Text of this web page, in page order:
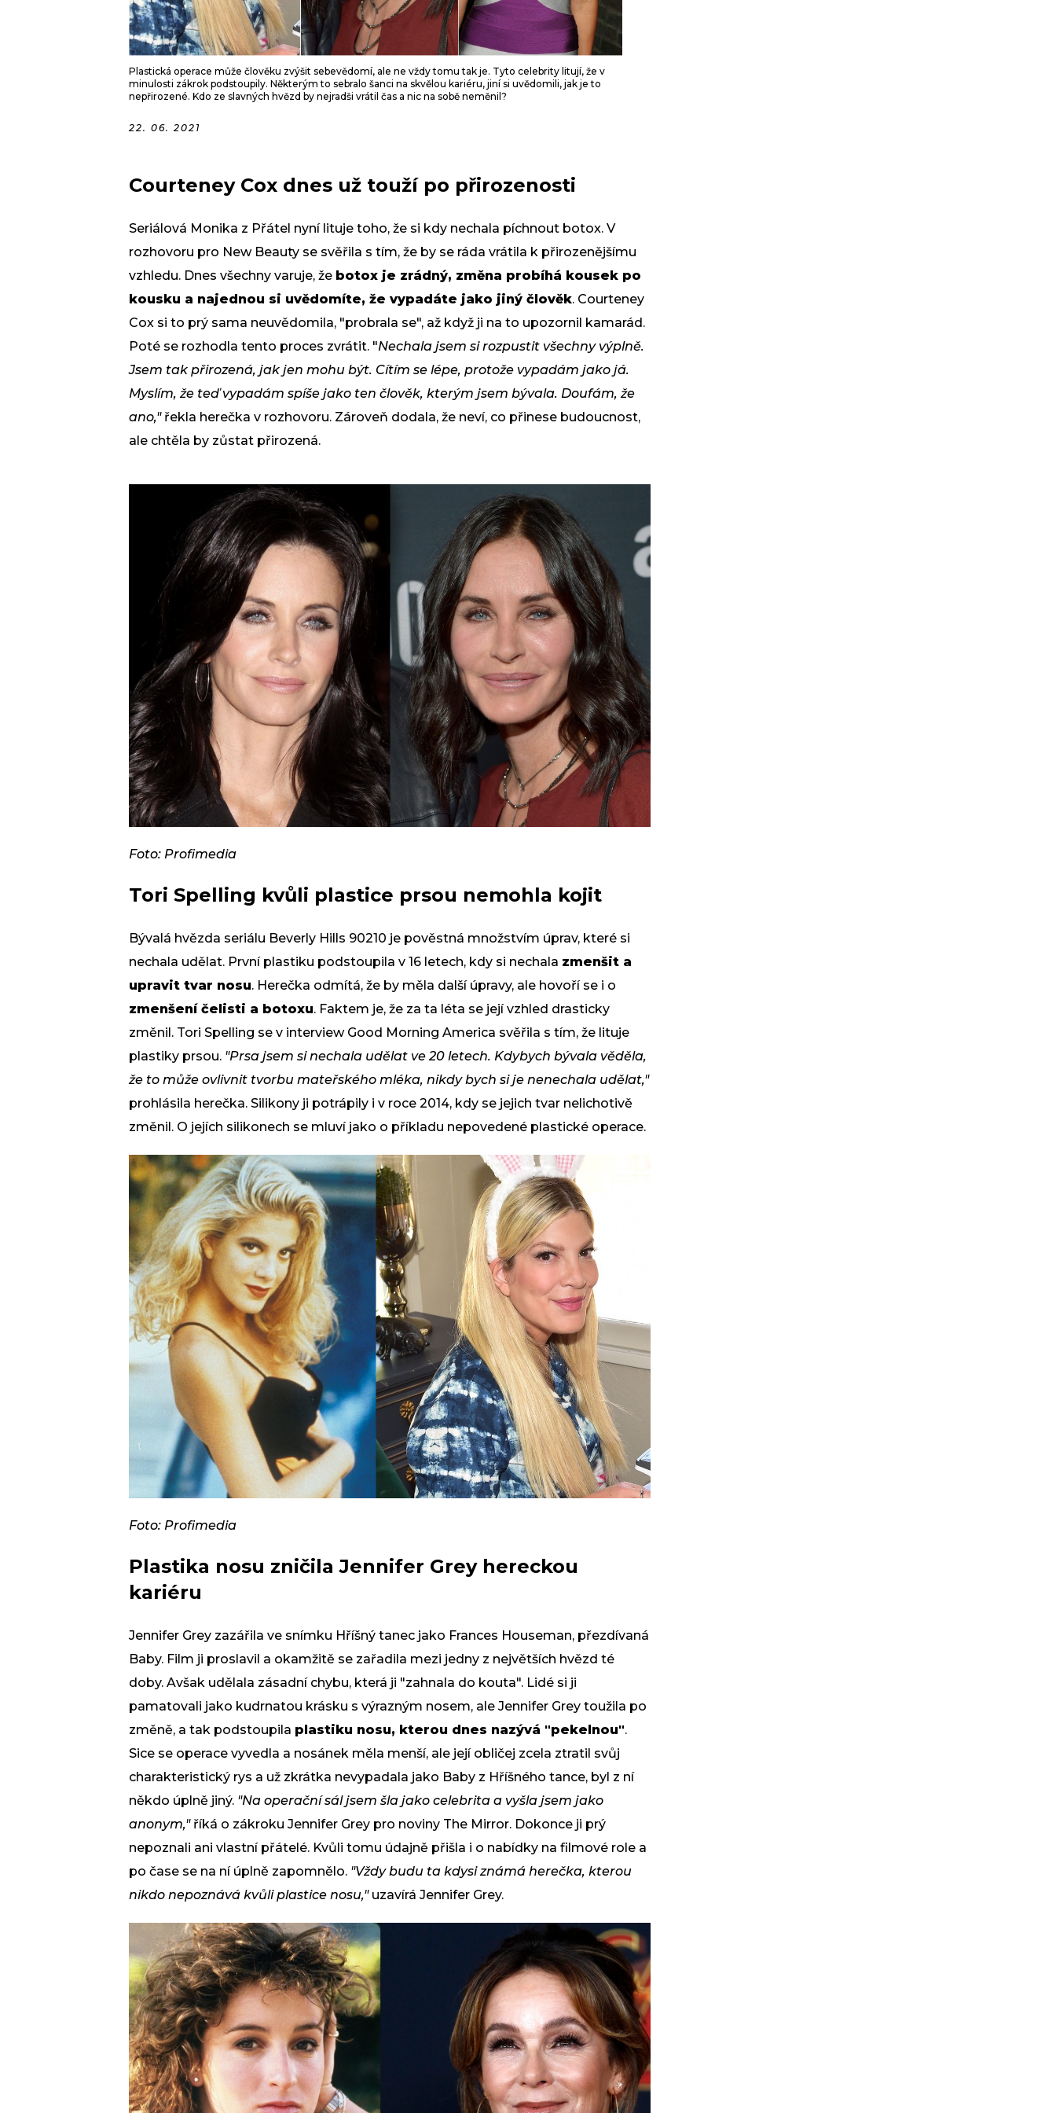
Plastická operace může člověku zvýšit sebevědomí, ale ne vždy tomu tak je. Tyto celebrity litují, že v
minulosti zákrok podstoupily. Některým to sebralo šanci na skvělou kariéru, jiní si uvědomili, jak je to
nepřirozené. Kdo ze slavných hvězd by nejradši vrátil čas a nic na sobě neměnil?
22. 06. 2021
Courteney Cox dnes už touží po přirozenosti
Seriálová Monika z Přátel nyní lituje toho, že si kdy nechala píchnout botox. V
rozhovoru pro New Beauty se svěřila s tím, že by se ráda vrátila k přirozenějšímu
vzhledu. Dnes všechny varuje, že botox je zrádný, změna probíhá kousek po
kousku a najednou si uvědomíte, že vypadáte jako jiný člověk. Courteney
Cox si to prý sama neuvědomila, "probrala se", až když ji na to upozornil kamarád.
Poté se rozhodla tento proces zvrátit. "Nechala jsem si rozpustit všechny výplně.
Jsem tak přirozená, jak jen mohu být. Cítím se lépe, protože vypadám jako já.
Myslím, že teď vypadám spíše jako ten člověk, kterým jsem bývala. Doufám, že
ano,"řekla herečka v rozhovoru. Zároveň dodala, že neví, co přinese budoucnost,
ale chtěla by zůstat přirozená.
Foto: Profimedia
Tori Spelling kvůli plastice prsou nemohla kojit
Bývalá hvězda seriálu Beverly Hills 90210 je pověstná množstvím úprav, které si
nechala udělat. První plastiku podstoupila v 16 letech, kdy si nechala zmenšit a
upravit tvar nosu. Herečka odmítá, že by měla další úpravy, ale hovoří se i o
zmenšení čelisti a botoxu. Faktem je, že za ta léta se její vzhled drasticky
změnil. Tori Spelling se v interview Good Morning America svěřila s tím, že lituje
plastiky prsou. "Prsa jsem si nechala udělat ve 20 letech. Kdybych bývala věděla,
že to může ovlivnit tvorbu mateřského mléka, nikdy bych si je nenechala udělat,"
prohlásila herečka. Silikony ji potrápily i v roce 2014, kdy se jejich tvar nelichotivě
změnil. O jejích silikonech se mluví jako o příkladu nepovedené plastické operace.
Foto: Profimedia
Plastika nosu zničila Jennifer Grey hereckou
kariéru
Jennifer Grey zazářila ve snímku Hříšný tanec jako Frances Houseman, přezdívaná
Baby. Film ji proslavil a okamžitě se zařadila mezi jedny z největších hvězd té
doby. Avšak udělala zásadní chybu, která ji "zahnala do kouta". Lidé si ji
pamatovali jako kudrnatou krásku s výrazným nosem, ale Jennifer Grey toužila po
změně, a tak podstoupila plastiku nosu, kterou dnes nazývá "pekelnou".
Sice se operace vyvedla a nosánek měla menší, ale její obličej zcela ztratil svůj
charakteristický rys a už zkrátka nevypadala jako Baby z Hříšného tance, byl z ní
někdo úplně jiný. "Na operační sál jsem šla jako celebrita a vyšla jsem jako
anonym,"říká o zákroku Jennifer Grey pro noviny The Mirror. Dokonce ji prý
nepoznali ani vlastní přátelé. Kvůli tomu údajně přišla i o nabídky na filmové role a
po čase se na ní úplně zapomnělo. "Vždy budu ta kdysi známá herečka, kterou
nikdo nepoznává kvůli plastice nosu," uzavírá Jennifer Grey.